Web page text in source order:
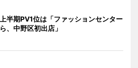
半期PV1位は「ファッションセンター
、中野区初出店」